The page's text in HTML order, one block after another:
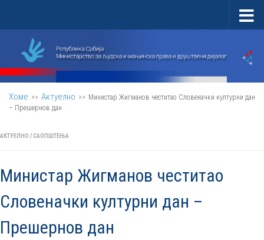
Хоме >> Актуелно >> Министар Жигманов честитао Словеначки културни дан
– Прешернов дан
АКТУЕЛНО /САОПШТЕЊА
Министар Жигманов честитао
Словеначки културни дан –
Прешернов дан